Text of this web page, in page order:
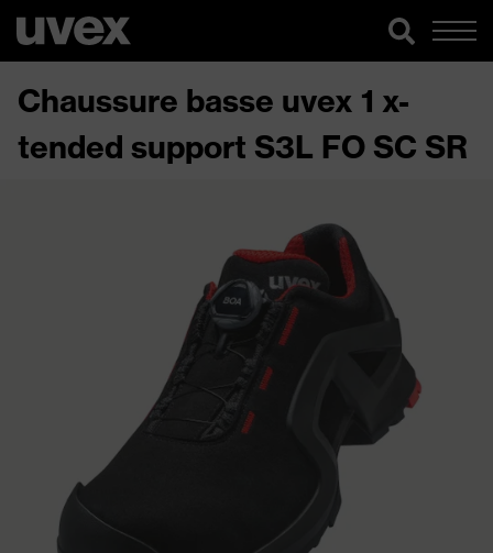
Chaussure basse uvex 1 x-
tended support S3L FO SC SR